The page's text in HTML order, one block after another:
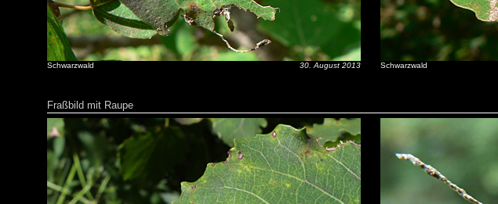
Schwarzwald 30. August 2013 Schwarzwald
Fraßbild mit Raupe